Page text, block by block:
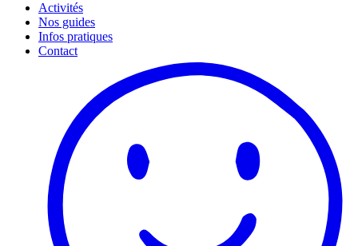
Activités
Nos guides
Infos pratiques
Contact